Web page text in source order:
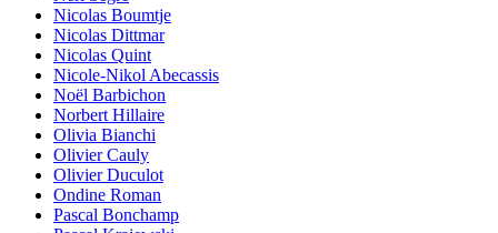
Nicolas Boumtje
Nicolas Dittmar
Nicolas Quint
Nicole-Nikol Abecassis
Noël Barbichon
Norbert Hillaire
Olivia Bianchi
Olivier Cauly
Olivier Duculot
Ondine Roman
Pascal Bonchamp